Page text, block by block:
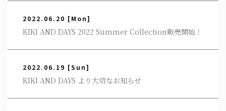
2022.06.20 [Mon]
KIKI AND DAYS 2022 Summer Collection販売開始！
2022.06.19 [Sun]
KIKI AND DAYS より大切なお知らせ